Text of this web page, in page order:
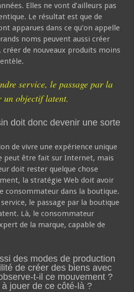
Elles ne vont d’ailleurs pas
Le résultat est que de
apparues dans ce qu’on appelle
noms peuvent aussi créer
créer de nouveaux produits moins
service, le passage par la
un objectif latent.
doit donc devenir une sorte
de vivre une expérience unique
peut être fait sur Internet, mais
doit rester quelque chose
la stratégie Web doit avoir
consommateur dans la boutique.
le passage par la boutique
Là, le consommateur
de la marque, capable de
des modes de production
de créer des biens avec
t-il ce mouvement ?
jouer de ce côté-là ?